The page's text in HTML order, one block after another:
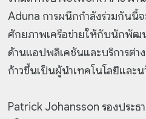
Aduna การผนึกกำลังร่วมกันนี้
ศักยภาพเครือข่ายให้กับนักพัฒ
ด้านแอปพลิเคชันและบริการต่า
ก้าวขึ้นเป็นผู้นำเทคโนโลยีและน
Patrick Johansson รองประธ